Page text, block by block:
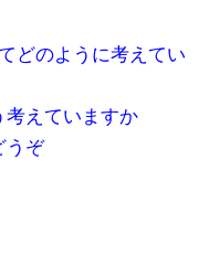
どのように考えてい
えていますか
うぞ